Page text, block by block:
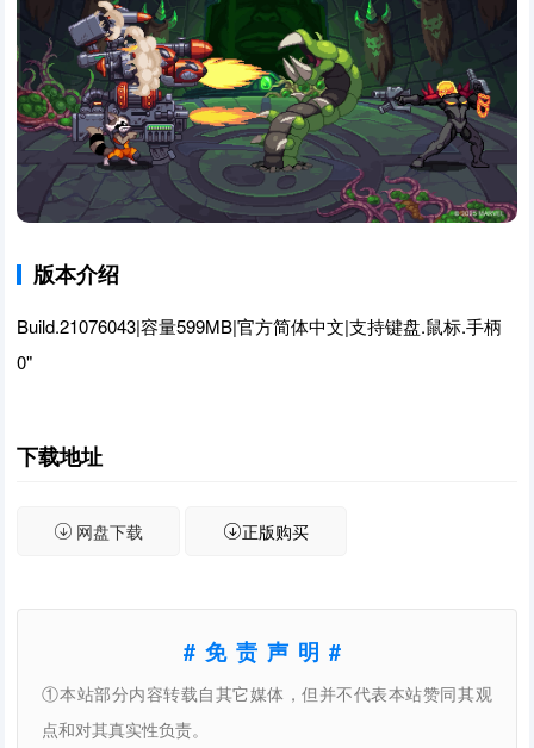
版本介绍
Build.21076043|容量599MB|官方简体中文|支持键盘.鼠标.手柄
0"
下载地址
网盘下载 正版购买
#免责声明#
①本站部分内容转载自其它媒体，但并不代表本站赞同其观
点和对其真实性负责。